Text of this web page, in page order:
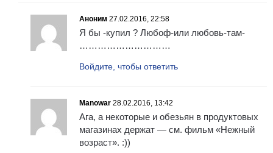
Аноним 27.02.2016, 22:58
Я бы -купил ? Любоф-или любовь-там-
…………………………
Войдите, чтобы ответить
Manowar 28.02.2016, 13:42
Ага, а некоторые и обезьян в продуктовых
магазинах держат — см. фильм «Нежный
возраст». :))